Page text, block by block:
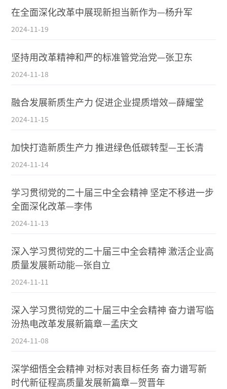
在全面深化改革中展现新担当新作为—杨升军
2024-11-19
坚持用改革精神和严的标准管党治党—张卫东
2024-11-18
融合发展新质生产力 促进企业提质增效—薛耀堂
2024-11-15
加快打造新质生产力 推进绿色低碳转型—王长清
2024-11-14
学习贯彻党的二十届三中全会精神 坚定不移进一步
全面深化改革—李伟
2024-11-13
深入学习贯彻党的二十届三中全会精神 激活企业高
质量发展新动能—张自立
2024-11-11
深入学习贯彻党的二十届三中全会精神 奋力谱写临
汾热电改革发展新篇章—孟庆文
2024-11-08
深学细悟全会精神 对标对表目标任务 奋力谱写新
时代新征程高质量发展新篇章—贺晋年